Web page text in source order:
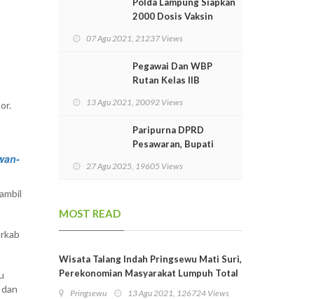
2000 Dosis Vaksin
07 Agu 2021, 21237 Views
Pegawai Dan WBP
Rutan Kelas IIB
Vaksinasi Covid-19
13 Agu 2021, 20092 Views
Paripurna DPRD
Pesawaran, Bupati
Pidato Perdana
27 Agu 2025, 19605 Views
MOST READ
Wisata Talang Indah Pringsewu Mati Suri,
Perekonomian Masyarakat Lumpuh Total
Pringsewu 13 Agu 2021, 126724 Views